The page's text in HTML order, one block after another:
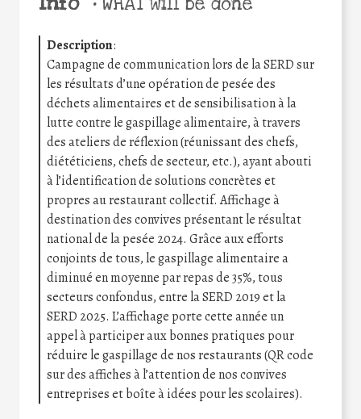
Description:
Campagne de communication lors de la SERD sur
les résultats d’une opération de pesée des
déchets alimentaires et de sensibilisation à la
lutte contre le gaspillage alimentaire, à travers
des ateliers de réflexion (réunissant des chefs,
diététiciens, chefs de secteur, etc.), ayant abouti
à l’identification de solutions concrètes et
propres au restaurant collectif. Affichage à
destination des convives présentant le résultat
national de la pesée 2024. Grâce aux efforts
conjoints de tous, le gaspillage alimentaire a
diminué en moyenne par repas de 35%, tous
secteurs confondus, entre la SERD 2019 et la
SERD 2025. L’affichage porte cette année un
appel à participer aux bonnes pratiques pour
réduire le gaspillage de nos restaurants (QR code
sur des affiches à l’attention de nos convives
entreprises et boîte à idées pour les scolaires).